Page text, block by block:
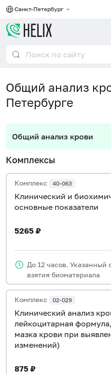
Санкт-Петербург
Общий анализ
Петербурге
Общий анализ крови
Комплексы
Комплекс 40-063
Клинический и
основные показатели
5265 ₽
До 12 часов. Указанный
взятия биоматериала
Комплекс 02-029
Клинический анализ
лейкоцитарная
мазка крови при
изменений)
875 ₽